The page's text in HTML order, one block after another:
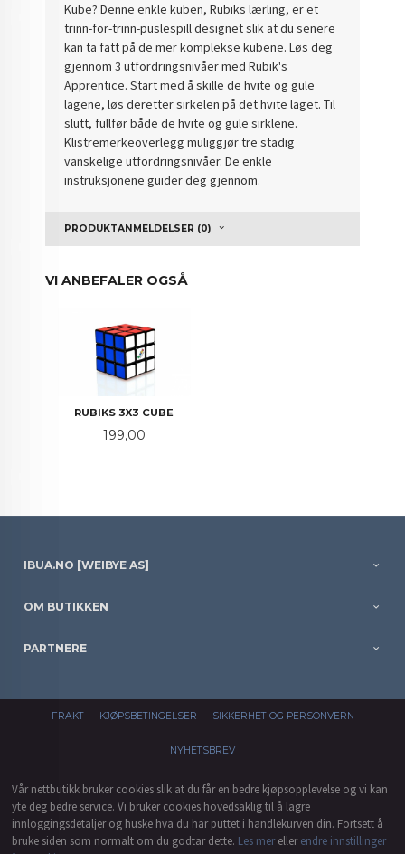
Kube? Denne enkle kuben, Rubiks lærling, er et
trinn-for-trinn-puslespill designet slik at du senere
kan ta fatt på de mer komplekse kubene. Løs deg
gjennom 3 utfordringsnivåer med Rubik's
Apprentice. Start med å skille de hvite og gule
lagene, løs deretter sirkelen på det hvite laget. Til
slutt, fullfør både de hvite og gule sirklene.
Klistremerkeoverlegg muliggjør tre stadig
vanskelige utfordringsnivåer. De enkle
instruksjonene guider deg gjennom.
PRODUKTANMELDELSER (0)
VI ANBEFALER OGSÅ
RUBIKS 3X3 CUBE
Pris
199,00
IBUA.NO [WEIBYE AS]
OM BUTIKKEN
PARTNERE
FRAKT KJØPSBETINGELSER SIKKERHET OG PERSONVERN
NYHETSBREV
Vår nettbutikk bruker cookies slik at du får en bedre kjøpsopplevelse og vi kan
yte deg bedre service. Vi bruker cookies hovedsaklig til å lagre
innloggingsdetaljer og huske hva du har puttet i handlekurven din. Fortsett å
bruke siden som normalt om du godtar dette. Les merellerendre innstillinger